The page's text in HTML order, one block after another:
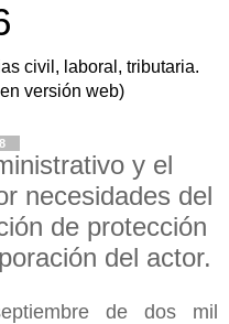
civil, laboral, tributaria.
versión web)
y el
necesidades del
de protección
del actor.
de dos mil